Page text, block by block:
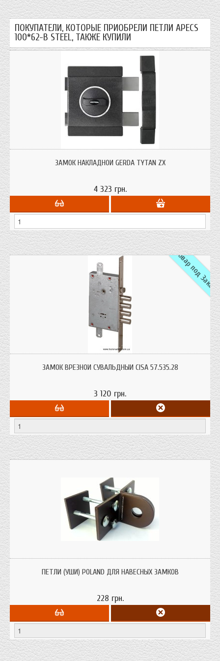
ПОКУПАТЕЛИ, КОТОРЫЕ ПРИОБРЕЛИ ПЕТЛИ APECS
100*62-B STEEL, ТАКЖЕ КУПИЛИ
универсальность и высокая надёжность; Предназначен для установки на
деревянные или металлические двери
ЗАМОК НАКЛАДНОЙ GERDA TYTAN ZX
4 323 грн.
Товар под Заказ
креплениями под вертикальные тяги. Рекомендован для установки в
бронированные металлические двери.
ЗАМОК ВРЕЗНОЙ СУВАЛЬДНЫЙ CISA 57.535.28
3 120 грн.
ПЕТЛИ (УШИ) POLAND ДЛЯ НАВЕСНЫХ ЗАМКОВ
228 грн.